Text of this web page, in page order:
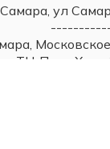
Самара, ул
ТЦ Парк Хаус,